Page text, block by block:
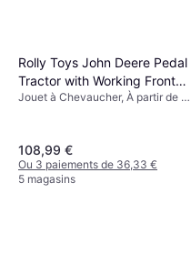
Rolly Toys John Deere Pedal
Tractor with Working Front
Loader & Detachable Trailer
Jouet à Chevaucher, À partir de 3
108,99 €
Ou 3 paiements de 36,33 €
5 magasins